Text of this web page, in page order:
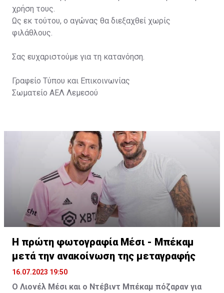
χρήση τους.
Ως εκ τούτου, ο αγώνας θα διεξαχθεί χωρίς
φιλάθλους.
Σας ευχαριστούμε για τη κατανόηση.
Γραφείο Τύπου και Επικοινωνίας
Σωματείο ΑΕΛ Λεμεσού
Η πρώτη φωτογραφία Μέσι - Μπέκαμ
μετά την ανακοίνωση της μεταγραφής
16.07.2023 19:50
Ο Λιονέλ Μέσι και ο Ντέβιντ Μπέκαμ πόζαραν για